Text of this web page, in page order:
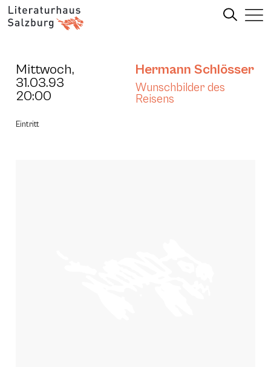
Mittwoch,
31.03.93
20:00
Hermann Schlösser
Wunschbilder des
Reisens
Eintritt